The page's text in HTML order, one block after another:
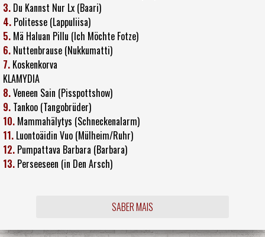
3. Du Kannst Nur Lx (Baari)
4. Politesse (Lappuliisa)
5. Mä Haluan Pillu (Ich Möchte Fotze)
6. Nuttenbrause (Nukkumatti)
7. Koskenkorva
KLAMYDIA
8.Veneen Sain (Pisspottshow)
9. Tankoo (Tangobrüder)
10. Mammahälytys (Schneckenalarm)
11. Luontoäidin Vuo (Mülheim/Ruhr)
12. Pumpattava Barbara (Barbara)
13. Perseeseen (in Den Arsch)
SABER MAIS